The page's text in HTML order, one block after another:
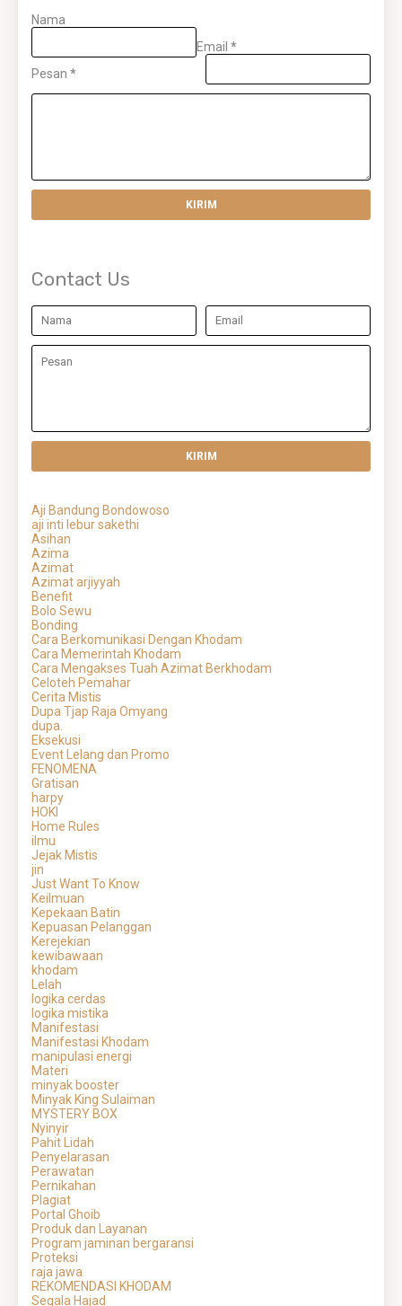
Nama
Email *
Pesan *
Contact Us
Aji Bandung Bondowoso
aji inti lebur sakethi
Asihan
Azima
Azimat
Azimat arjiyyah
Benefit
Bolo Sewu
Bonding
Cara Berkomunikasi Dengan Khodam
Cara Memerintah Khodam
Cara Mengakses Tuah Azimat Berkhodam
Celoteh Pemahar
Cerita Mistis
Dupa Tjap Raja Omyang
dupa.
Eksekusi
Event Lelang dan Promo
FENOMENA
Gratisan
harpy
HOKI
Home Rules
ilmu
Jejak Mistis
jin
Just Want To Know
Keilmuan
Kepekaan Batin
Kepuasan Pelanggan
Kerejekian
kewibawaan
khodam
Lelah
logika cerdas
logika mistika
Manifestasi
Manifestasi Khodam
manipulasi energi
Materi
minyak booster
Minyak King Sulaiman
MYSTERY BOX
Nyinyir
Pahit Lidah
Penyelarasan
Perawatan
Pernikahan
Plagiat
Portal Ghoib
Produk dan Layanan
Program jaminan bergaransi
Proteksi
raja jawa
REKOMENDASI KHODAM
Segala Hajad